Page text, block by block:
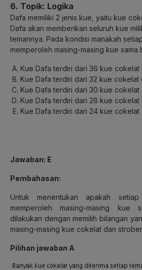
6. Topik: Logika
Dafa memiliki 2 jenis kue, yaitu kue
Dafa akan memberikan seluruh kue
temannya. Pada kondisi manakah
memperoleh masing-masing kue sama
Kue Dafa terdiri dari 36 kue cokelat
Kue Dafa terdiri dari 32 kue cokelat
Kue Dafa terdiri dari 30 kue
Kue Dafa terdiri dari 28 kue
Kue Dafa terdiri dari 24 kue
Jawaban: E
Pembahasan:
Untuk menentukan apakah
memperoleh masing-masing kue
dilakukan dengan memilih bilangan
masing-masing kue cokelat dan
Pilihan jawaban A